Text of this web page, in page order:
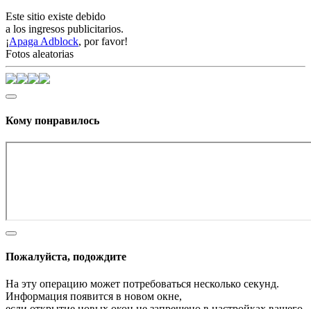
Este sitio existe debido
a los ingresos publicitarios.
¡Apaga Adblock, por favor!
Fotos aleatorias
Кому понравилось
Пожалуйста, подождите
На эту операцию может потребоваться несколько секунд.
Информация появится в новом окне,